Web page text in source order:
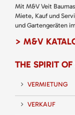
Mit M&V Veit
Miete, Kauf und
und Gartengeräten
> M&V
THE SPIRIT
VERMIETUNG
VERKAUF